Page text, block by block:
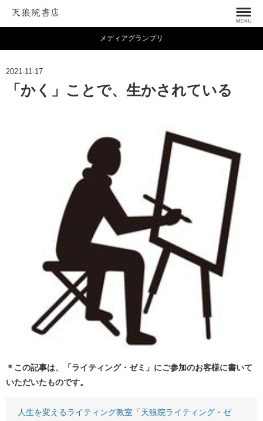
メディアグランプリ
2021-11-17
「かく」ことで、生かされている
＊この記事は、「ライティング・ゼミ」にご参加のお客様に書いて
いただいたものです。
人生を変えるライティング教室「天狼院ライティング・ゼ